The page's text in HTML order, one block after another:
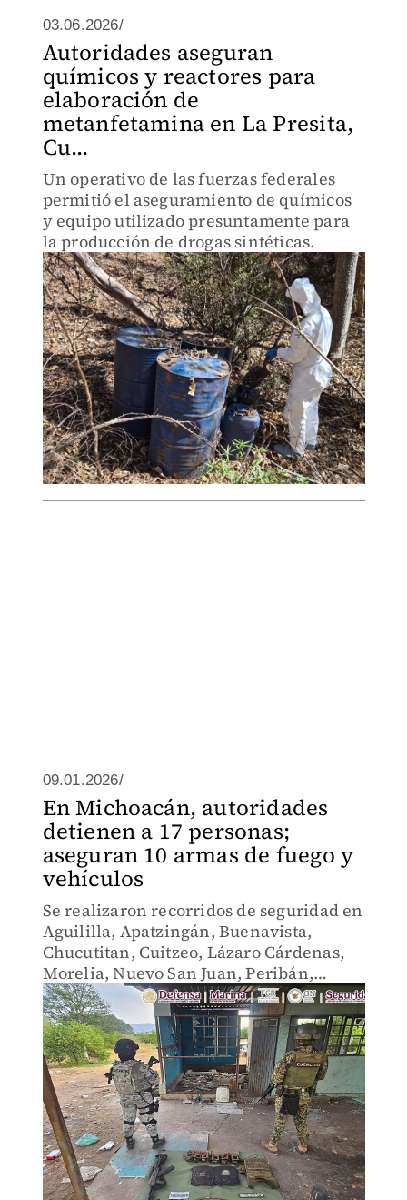
03.06.2026/
Autoridades aseguran
químicos y reactores para
elaboración de
metanfetamina en La Presita,
Cu...
Un operativo de las fuerzas federales
permitió el aseguramiento de químicos
y equipo utilizado presuntamente para
la producción de drogas sintéticas.
09.01.2026/
En Michoacán, autoridades
detienen a 17 personas;
aseguran 10 armas de fuego y
vehículos
Se realizaron recorridos de seguridad en
Aguililla, Apatzingán, Buenavista,
Chucutitan, Cuitzeo, Lázaro Cárdenas,
Morelia, Nuevo San Juan, Peribán,
Parácuaro, San Lorenzo, Tacámbaro,
Tangamandapio, Uruapan y Zamora.